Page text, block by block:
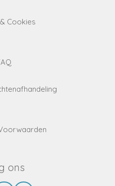
Cookies
ons